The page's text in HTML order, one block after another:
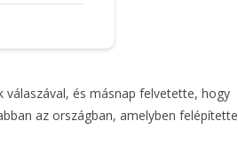
és másnap felvetette, hogy
az országban, amelyben felépítette